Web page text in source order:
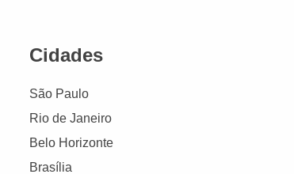
Cidades
São Paulo
Rio de Janeiro
Belo Horizonte
Brasília